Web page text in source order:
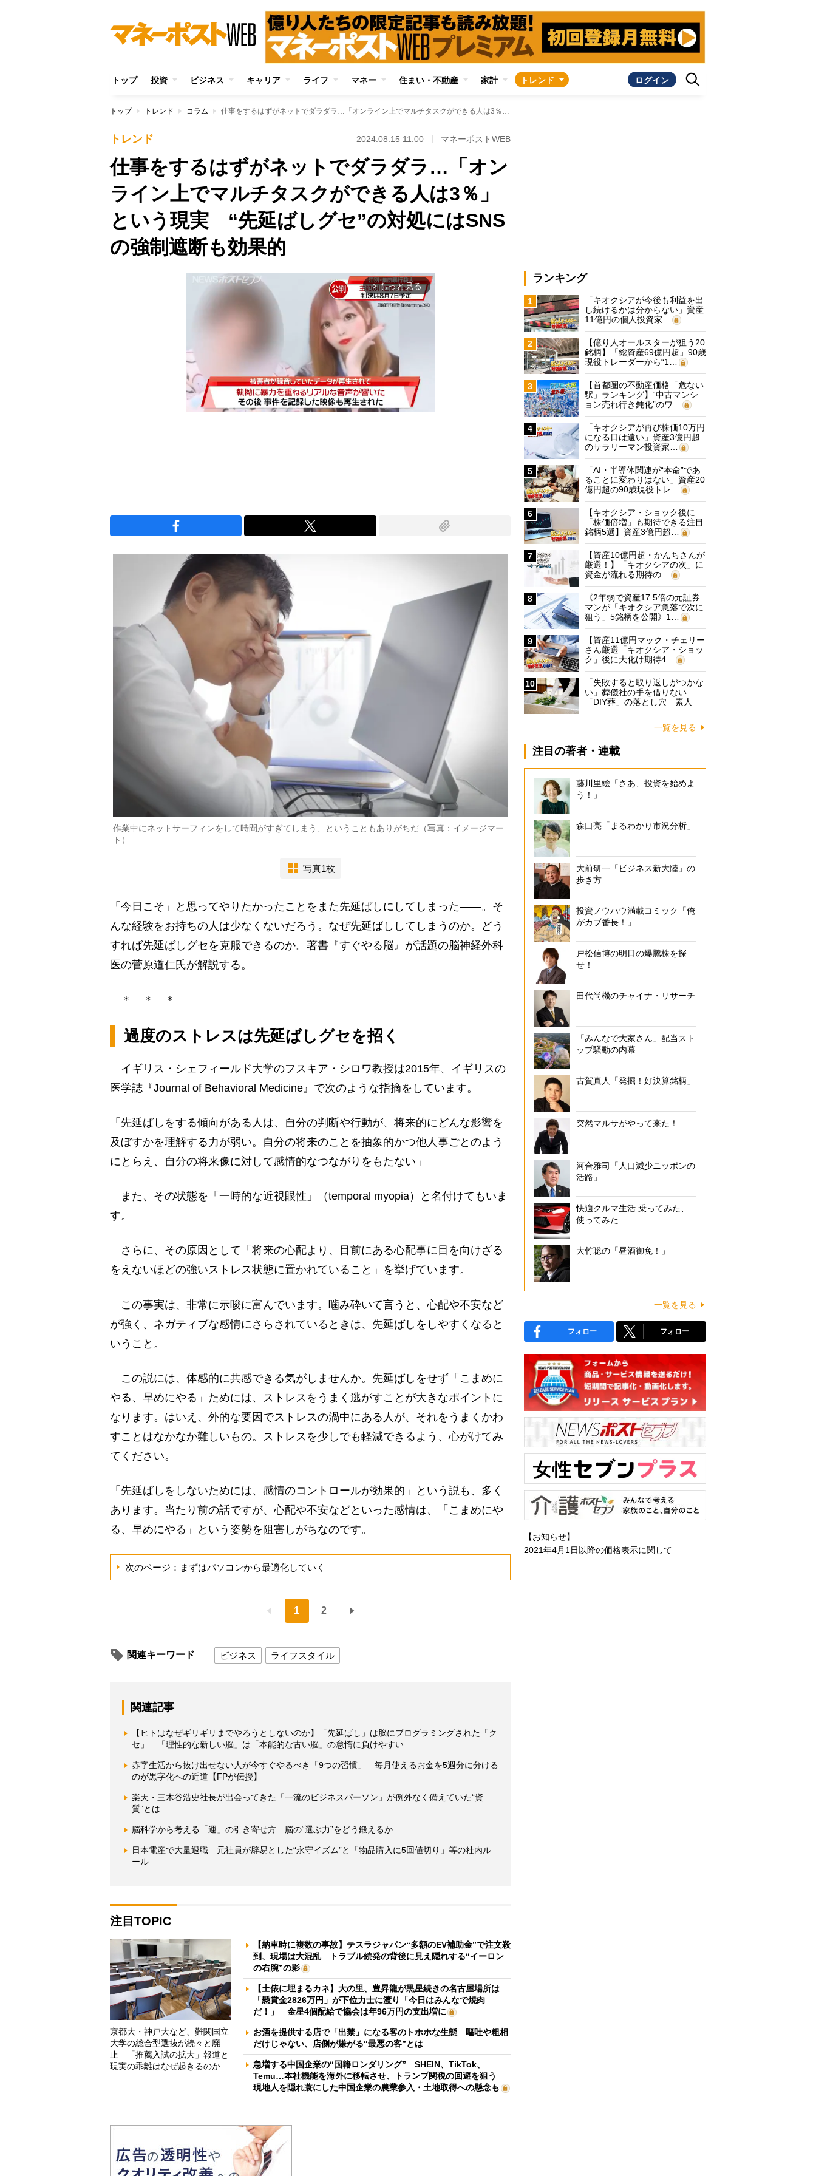
トップ 投資 ビジネス キャリア ライフ マネー 住まい・不動産 家計 トレンド ログイン
トップ トレンド コラム 仕事をするはずがネットでダラダラ…「オンライン上でマルチタスクができる人は3％」という現実 “先延ばしグセ”の対処にはSNSの強制遮断も効果的
トレンド 2024.08.15 11:00 マネーポストWEB
仕事をするはずがネットでダラダラ…「オン
ライン上でマルチタスクができる人は3％」
という現実 “先延ばしグセ”の対処にはSNS
の強制遮断も効果的
arrow_forward_ios もっと見る
作業中にネットサーフィンをして時間がすぎてしまう、ということもありがちだ（写真：イメージマー
ト）
写真1枚
「今日こそ」と思ってやりたかったことをまた先延ばしにしてしまった――。そ
んな経験をお持ちの人は少なくないだろう。なぜ先延ばししてしまうのか。どう
すれば先延ばしグセを克服できるのか。著書『すぐやる脳』が話題の脳神経外科
医の菅原道仁氏が解説する。
＊ ＊ ＊
過度のストレスは先延ばしグセを招く
イギリス・シェフィールド大学のフスキア・シロワ教授は2015年、イギリスの
医学誌『Journal of Behavioral Medicine』で次のような指摘をしています。
「先延ばしをする傾向がある人は、自分の判断や行動が、将来的にどんな影響を
及ぼすかを理解する力が弱い。自分の将来のことを抽象的かつ他人事ごとのよう
にとらえ、自分の将来像に対して感情的なつながりをもたない」
また、その状態を「一時的な近視眼性」（temporal myopia）と名付けてもいま
す。
さらに、その原因として「将来の心配より、目前にある心配事に目を向けざる
をえないほどの強いストレス状態に置かれていること」を挙げています。
この事実は、非常に示唆に富んでいます。噛み砕いて言うと、心配や不安など
が強く、ネガティブな感情にさらされているときは、先延ばしをしやすくなると
いうこと。
この説には、体感的に共感できる気がしませんか。先延ばしをせず「こまめに
やる、早めにやる」ためには、ストレスをうまく逃がすことが大きなポイントに
なります。はいえ、外的な要因でストレスの渦中にある人が、それをうまくかわ
すことはなかなか難しいもの。ストレスを少しでも軽減できるよう、心がけてみ
てください。
「先延ばしをしないためには、感情のコントロールが効果的」という説も、多く
あります。当たり前の話ですが、心配や不安などといった感情は、「こまめにや
る、早めにやる」という姿勢を阻害しがちなのです。
次のページ：まずはパソコンから最適化していく
1 2
関連キーワード ビジネス ライフスタイル
関連記事
【ヒトはなぜギリギリまでやろうとしないのか】「先延ばし」は脳にプログラミングされた「ク
セ」 「理性的な新しい脳」は「本能的な古い脳」の怠惰に負けやすい
赤字生活から抜け出せない人が今すぐやるべき「9つの習慣」 毎月使えるお金を5週分に分ける
のが黒字化への近道【FPが伝授】
楽天・三木谷浩史社長が出会ってきた「一流のビジネスパーソン」が例外なく備えていた“資
質”とは
脳科学から考える「運」の引き寄せ方 脳の“選ぶ力”をどう鍛えるか
日本電産で大量退職 元社員が辟易とした“永守イズム”と「物品購入に5回値切り」等の社内ル
ール
注目TOPIC
京都大・神戸大など、難関国立
大学の総合型選抜が続々と廃
止 「推薦入試の拡大」報道と
現実の乖離はなぜ起きるのか
【納車時に複数の事故】テスラジャパン“多額のEV補助金”で注文殺
到、現場は大混乱 トラブル続発の背後に見え隠れする“イーロン
の右腕”の影
【土俵に埋まるカネ】大の里、豊昇龍が黒星続きの名古屋場所は
「懸賞金2826万円」が下位力士に渡り「今日はみんなで焼肉
だ！」 金星4個配給で協会は年96万円の支出増に
お酒を提供する店で「出禁」になる客のトホホな生態 嘔吐や粗相
だけじゃない、店側が嫌がる“最悪の客”とは
急増する中国企業の“国籍ロンダリング” SHEIN、TikTok、
Temu…本社機能を海外に移転させ、トランプ関税の回避を狙う
現地人を隠れ蓑にした中国企業の農業参入・土地取得への懸念も
ランキング
1
「キオクシアが今後も利益を出
し続けるかは分からない」資産
11億円の個人投資家…
2
【億り人オールスターが狙う20
銘柄】「総資産69億円超」90歳
現役トレーダーから“1…
3
【首都圏の不動産価格「危ない
駅」ランキング】“中古マンシ
ョン売れ行き鈍化”のワ…
4
「キオクシアが再び株価10万円
になる日は遠い」資産3億円超
のサラリーマン投資家…
5
「AI・半導体関連が“本命”であ
ることに変わりはない」資産20
億円超の90歳現役トレ…
6
【キオクシア・ショック後に
「株価倍増」も期待できる注目
銘柄5選】資産3億円超…
7
【資産10億円超・かんちさんが
厳選！】「キオクシアの次」に
資金が流れる期待の…
8
《2年弱で資産17.5倍の元証券
マンが「キオクシア急落で次に
狙う」5銘柄を公開》1…
9
【資産11億円マック・チェリー
さん厳選「キオクシア・ショッ
ク」後に大化け期待4…
10
「失敗すると取り返しがつかな
い」葬儀社の手を借りない
「DIY葬」の落とし穴 素人
一覧を見る
注目の著者・連載
藤川里絵「さあ、投資を始めよ
う！」
森口亮「まるわかり市況分析」
大前研一「ビジネス新大陸」の
歩き方
投資ノウハウ満載コミック「俺
がカブ番長！」
戸松信博の明日の爆騰株を探
せ！
田代尚機のチャイナ・リサーチ
「みんなで大家さん」配当スト
ップ騒動の内幕
古賀真人「発掘！好決算銘柄」
突然マルサがやって来た！
河合雅司「人口減少ニッポンの
活路」
快適クルマ生活 乗ってみた、
使ってみた
大竹聡の「昼酒御免！」
一覧を見る
フォロー フォロー
【お知らせ】
2021年4月1日以降の価格表示に関して